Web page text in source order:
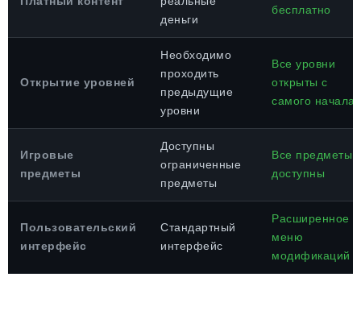
деньги
бесплатно
Открытие уровней
Необходимо
проходить
предыдущие
уровни
Все уровни
открыты с
самого начала
Игровые
предметы
Доступны
ограниченные
предметы
Все предметы
доступны
Пользовательский
интерфейс
Стандартный
интерфейс
Расширенное
меню
модификаций